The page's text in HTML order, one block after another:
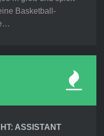
Basketball-
ASSISTANT